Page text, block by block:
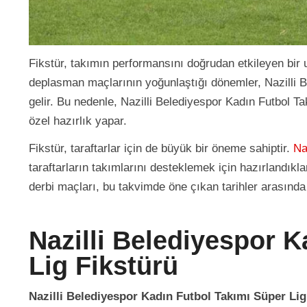
Fikstür, takımın performansını doğrudan etkileyen
deplasman maçlarının yoğunlaştığı dönemler, Nazilli
gelir. Bu nedenle, Nazilli Belediyespor Kadın Futbol
özel hazırlık yapar.
Fikstür, taraftarlar için de büyük bir öneme sahiptir.
taraftarların takımlarını desteklemek için
derbi maçları, bu takvimde öne çıkan tarihler
Nazilli Belediyespor
Lig Fikstürü
Nazilli Belediyespor Kadın Futbol Takımı Süper